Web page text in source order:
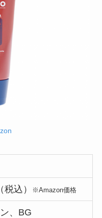
込） ※Amazon価格
、BG